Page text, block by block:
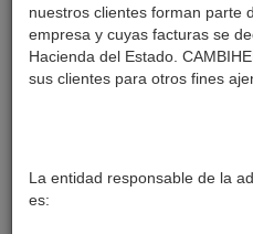
nuestros clientes forman parte
empresa y cuyas facturas se
Hacienda del Estado.
sus clientes para otros fines
La entidad responsable de la
es:
A Debate
TURISMO